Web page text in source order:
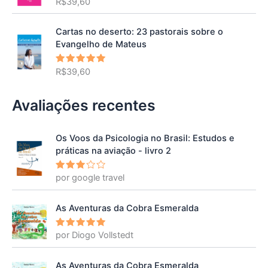
de 5
Cartas no deserto: 23 pastorais sobre o
Evangelho de Mateus
Avaliação
de 5
R$39,60
Avaliações recentes
Os Voos da Psicologia no Brasil: Estudos e
práticas na aviação - livro 2
Avalia
ção3
por google travel
As Aventuras da Cobra Esmeralda
Avaliação
5
por Diogo Vollstedt
As Aventuras da Cobra Esmeralda